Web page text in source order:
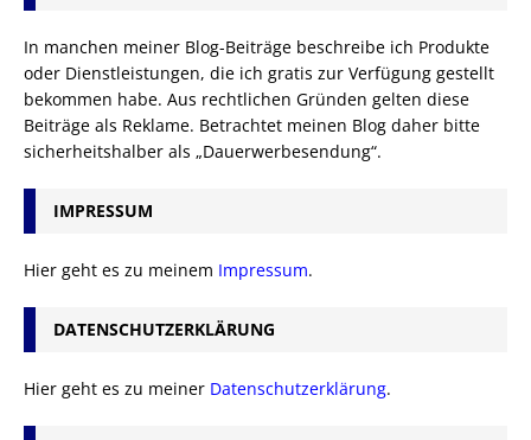
In manchen meiner Blog-Beiträge beschreibe ich Produkte
oder Dienstleistungen, die ich gratis zur Verfügung gestellt
bekommen habe. Aus rechtlichen Gründen gelten diese
Beiträge als Reklame. Betrachtet meinen Blog daher bitte
sicherheitshalber als „Dauerwerbesendung“.
IMPRESSUM
Hier geht es zu meinem Impressum.
DATENSCHUTZERKLÄRUNG
Hier geht es zu meiner Datenschutzerklärung.